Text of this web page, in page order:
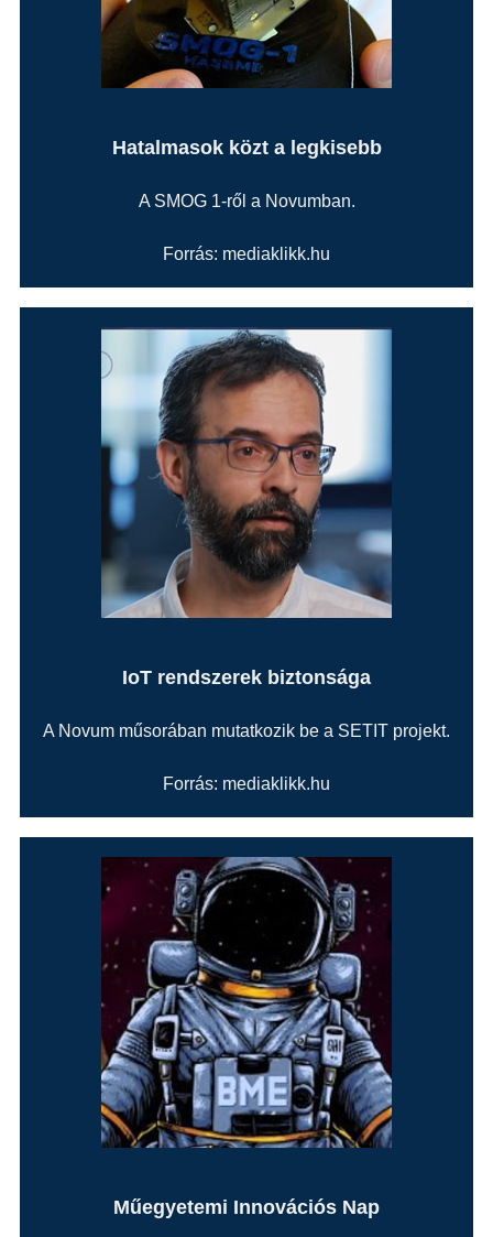
Hatalmasok közt a legkisebb
A SMOG 1-ről a Novumban.
Forrás: mediaklikk.hu
IoT rendszerek biztonsága
A Novum műsorában mutatkozik be a SETIT projekt.
Forrás: mediaklikk.hu
Műegyetemi Innovációs Nap